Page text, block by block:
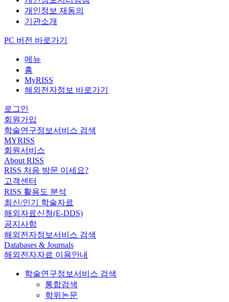
개인정보 재동의
기관소개
PC 버전 바로가기
메뉴
홈
MyRISS
해외전자정보 바로가기
로그인
회원가입
학술연구정보서비스 검색
MYRISS
회원서비스
About RISS
RISS 처음 방문 이세요?
고객센터
RISS 활용도 분석
최신/인기 학술자료
해외자료신청(E-DDS)
공지사항
해외전자정보서비스 검색
Databases & Journals
해외전자자료 이용안내
학술연구정보서비스 검색
통합검색
학위논문